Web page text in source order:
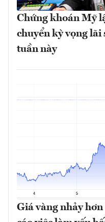
Chứng khoán Mỹ
chuyển kỳ vọng lãi
tuần này
Giá vàng nhảy